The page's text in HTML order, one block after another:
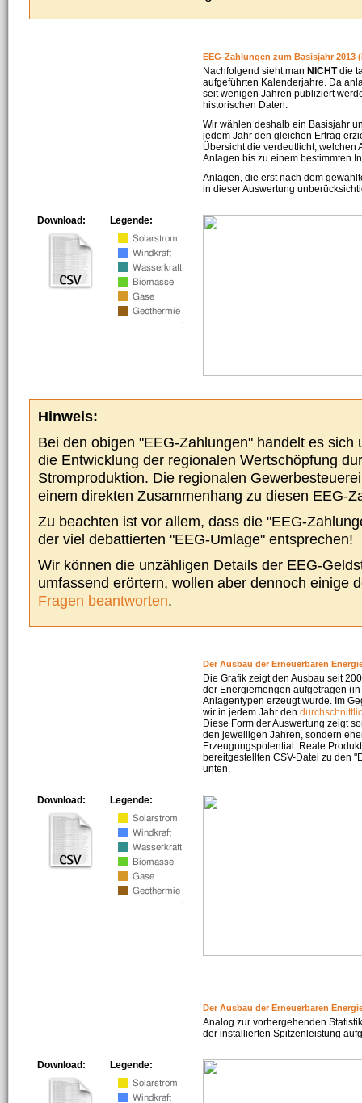
EEG-Zahlungen zum Basisjahr 2013
Nachfolgend sieht man NICHTdie
aufgeführten Kalenderjahre. Da
seit wenigen Jahren publiziert
historischen Daten.
Wir wählen deshalb ein Basisjahr
jedem Jahr den gleichen Ertrag
Übersicht die verdeutlicht, welchen
Anlagen bis zu einem bestimmten
Anlagen, die erst nach dem
in dieser Auswertung
Legende:
Download:
Hinweis:
Bei den obigen "EEG-Zahlungen" handelt es sich
die Entwicklung der regionalen Wertschöpfung
Stromproduktion. Die regionalen
einem direkten Zusammenhang zu diesen EEG-
Zu beachten ist vor allem, dass die "EEG-
der viel debattierten "EEG-Umlage" entsprechen!
Wir können die unzähligen Details der EEG-
umfassend erörtern, wollen aber dennoch einige
Fragen beantworten.
Der Ausbau der Erneuerbaren
Die Grafik zeigt den Ausbau seit
der Energiemengen aufgetragen
Anlagentypen erzeugt wurde. Im
wir in jedem Jahr den
Diese Form der Auswertung zeigt
den jeweiligen Jahren, sondern
Erzeugungspotential. Reale
bereitgestellten CSV-Datei zu den
unten.
Legende:
Download:
Der Ausbau der Erneuerbaren
Analog zur vorhergehenden
der installierten Spitzenleistung
Legende:
Download: